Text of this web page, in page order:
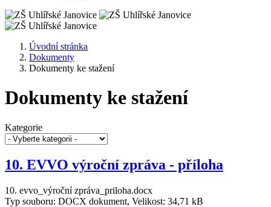
Úvodní stránka
Dokumenty
Dokumenty ke stažení
Dokumenty ke stažení
Kategorie
10. EVVO výroční zpráva - příloha
10. evvo_výroční zpráva_priloha.docx
Typ souboru: DOCX dokument, Velikost: 34,71 kB